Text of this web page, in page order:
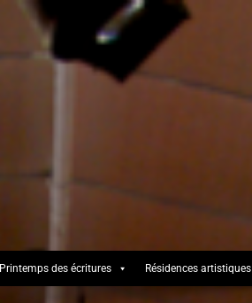
Printemps des écritures Résidences artistiques